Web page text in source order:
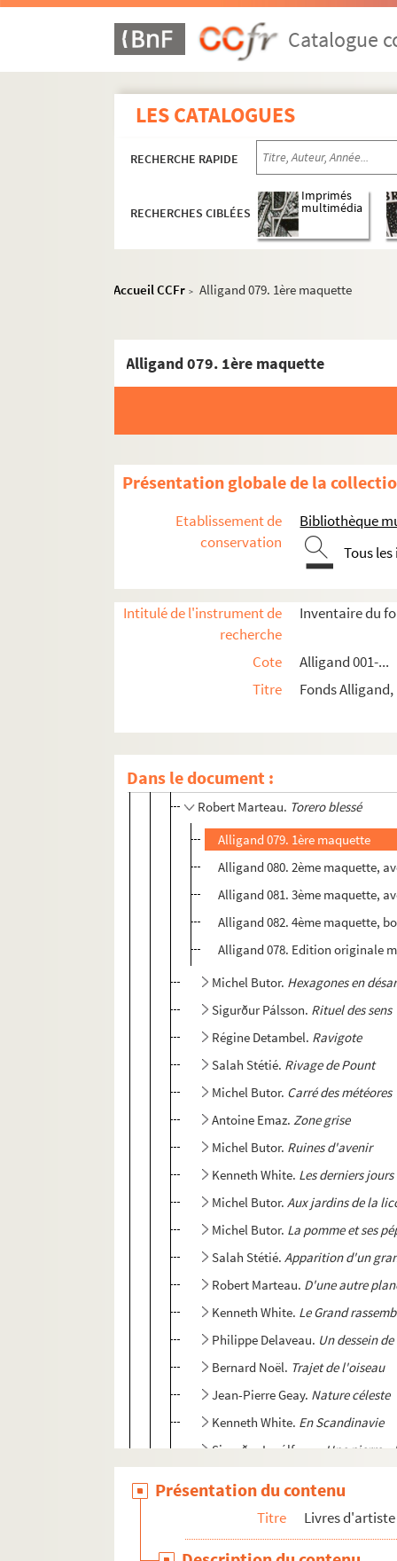
Catalogue
LES CATALOGUES
RECHERCHE RAPIDE
RECHERCHES CIBLÉES
Imprimés
multimédia
Accueil CCFr > Alligand 079. 1ère maquette
Alligand 079. 1ère maquette
Présentation globale de la
Etablissement de
conservation
Bibliothèque
Tous
Intitulé de l'instrument de
recherche
Inventaire du
Cote
Alligand 001-...
Titre
Fonds
Dans le document :
Livres d'artiste
Livres d'artiste imprimés et exemplaires
Editions Laure Matarasso
Editions de Rivières
Editions Jean-Pierre Huguet
Bureau de coopération pour le
Editions d'art FMA
Gaston Puel.
Robert Marteau. Torero blessé
Alligand 079. 1ère maquette
Alligand 080. 2ème maquette,
Alligand 081. 3ème maquette,
Alligand 082. 4ème maquette,
Alligand 078. Edition originale
Michel Butor. Hexagones en
Sigurður Pálsson. Rituel des sens
Régine Detambel. Ravigote
Salah Stétié. Rivage de Pount
Michel Butor. Carré des météores
Antoine Emaz.Zone grise
Michel Butor. Ruines d'avenir
Kenneth White. Les derniers
Michel Butor.Aux jardins de la
Michel Butor. La pomme et ses
Salah Stétié.Apparition d'un
Robert Marteau. D'une autre
Kenneth White. Le Grand
Philippe Delaveau. Un dessein
Bernard Noël. Trajet de l'oiseau
Jean-Pierre Geay. Nature céleste
Kenneth White. En Scandinavie
Sigurður Ingólfsson.
Une pierre
Présentation du contenu
Titre Livres d'artiste